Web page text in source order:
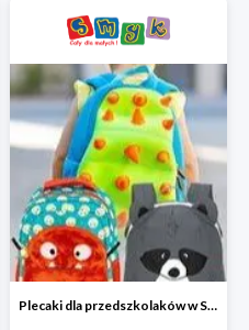
Plecaki dla przedszkolaków w Smyku do -40%